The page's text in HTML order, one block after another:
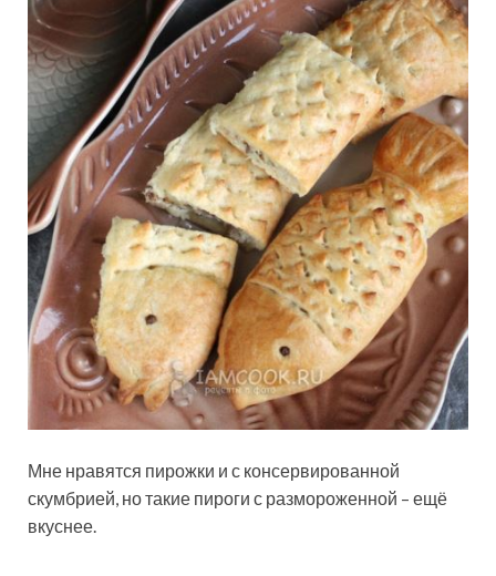
Мне нравятся пирожки и с консервированной
скумбрией, но такие пироги с размороженной – ещё
вкуснее.